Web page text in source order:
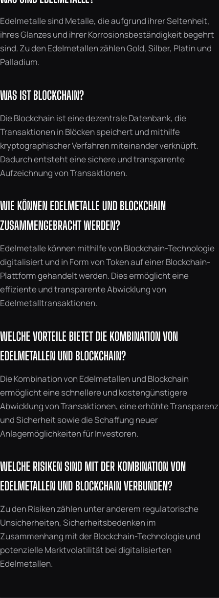
Edelmetalle sind Metalle, die aufgrund ihrer Seltenheit,
ihres Glanzes und ihrer Korrosionsbeständigkeit begehrt
sind. Zu den Edelmetallen zählen Gold, Silber, Platin und
Palladium.
WAS IST BLOCKCHAIN?
Die Blockchain ist eine dezentrale Datenbank, die
Transaktionen in Blöcken speichert und mithilfe
kryptographischer Verfahren miteinander verknüpft.
Dadurch entsteht eine sichere und transparente
Aufzeichnung von Transaktionen.
WIE KÖNNEN EDELMETALLE UND BLOCKCHAIN
ZUSAMMENGEBRACHT WERDEN?
Edelmetalle können mithilfe von Blockchain-Technologie
digitalisiert und in Form von Token auf einer Blockchain-
Plattform gehandelt werden. Dies ermöglicht eine
effiziente und transparente Abwicklung von
Edelmetalltransaktionen.
WELCHE VORTEILE BIETET DIE KOMBINATION VON
EDELMETALLEN UND BLOCKCHAIN?
Die Kombination von Edelmetallen und Blockchain
ermöglicht eine schnellere und kostengünstigere
Abwicklung von Transaktionen, eine erhöhte Transparenz
und Sicherheit sowie die Schaffung neuer
Anlagemöglichkeiten für Investoren.
WELCHE RISIKEN SIND MIT DER KOMBINATION VON
EDELMETALLEN UND BLOCKCHAIN VERBUNDEN?
Zu den Risiken zählen unter anderem regulatorische
Unsicherheiten, Sicherheitsbedenken im
Zusammenhang mit der Blockchain-Technologie und
potenzielle Marktvolatilität bei digitalisierten
Edelmetallen.